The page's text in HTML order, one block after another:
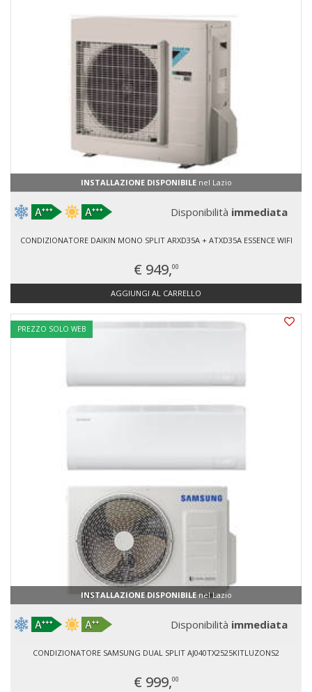
INSTALLAZIONE DISPONIBILEnel Lazio
Disponibilità immediata
CONDIZIONATORE DAIKIN MONO SPLIT ARXD35A + ATXD35A ESSENCE WIFI
€ 949,00
AGGIUNGI AL CARRELLO
INSTALLAZIONE DISPONIBILEnel Lazio
PREZZO SOLO WEB
Disponibilità immediata
CONDIZIONATORE SAMSUNG DUAL SPLIT AJ040TX2525KITLUZONS2
€ 999,00